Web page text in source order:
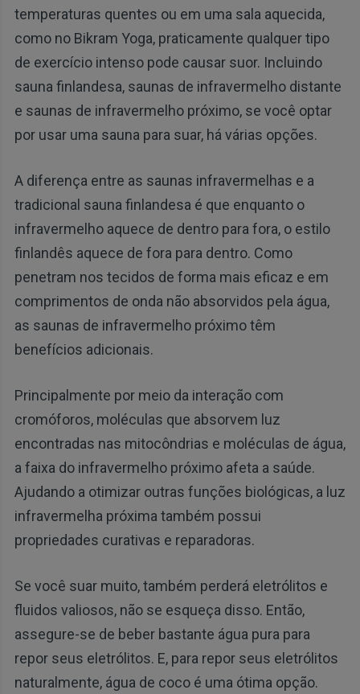
temperaturas quentes ou em uma sala aquecida,
como no Bikram Yoga, praticamente qualquer tipo
de exercício intenso pode causar suor. Incluindo
sauna finlandesa, saunas de infravermelho distante
e saunas de infravermelho próximo, se você optar
por usar uma sauna para suar, há várias opções.
A diferença entre as saunas infravermelhas e a
tradicional sauna finlandesa é que enquanto o
infravermelho aquece de dentro para fora, o estilo
finlandês aquece de fora para dentro. Como
penetram nos tecidos de forma mais eficaz e em
comprimentos de onda não absorvidos pela água,
as saunas de infravermelho próximo têm
benefícios adicionais.
Principalmente por meio da interação com
cromóforos, moléculas que absorvem luz
encontradas nas mitocôndrias e moléculas de água,
a faixa do infravermelho próximo afeta a saúde.
Ajudando a otimizar outras funções biológicas, a luz
infravermelha próxima também possui
propriedades curativas e reparadoras.
Se você suar muito, também perderá eletrólitos e
fluidos valiosos, não se esqueça disso. Então,
assegure-se de beber bastante água pura para
repor seus eletrólitos. E, para repor seus eletrólitos
naturalmente, água de coco é uma ótima opção.